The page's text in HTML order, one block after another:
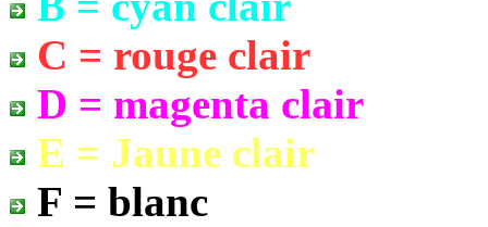
C = rouge clair
D = magenta clair
E = Jaune clair
F = blanc